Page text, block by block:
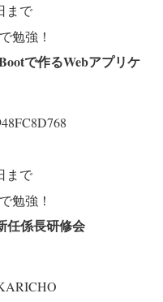
まで
勉強！
で作るWebアプリケ
まで
勉強！
任係長研修会